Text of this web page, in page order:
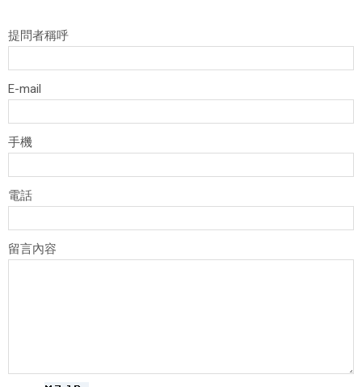
提問者稱呼
E-mail
手機
電話
留言內容